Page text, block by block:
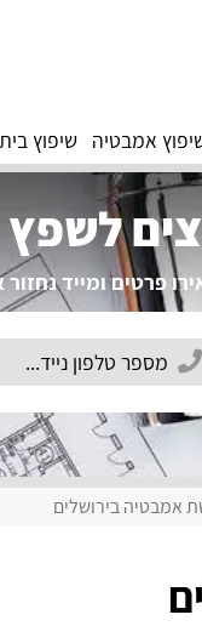
אמבטיה שיפוץ
ומייד נחזור אליכם עם 3 הצעות
אמבטיה בירושלים